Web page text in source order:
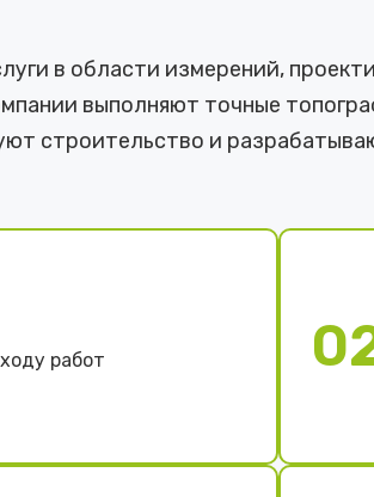
в области измерений,
выполняют точные
строительство и
работ